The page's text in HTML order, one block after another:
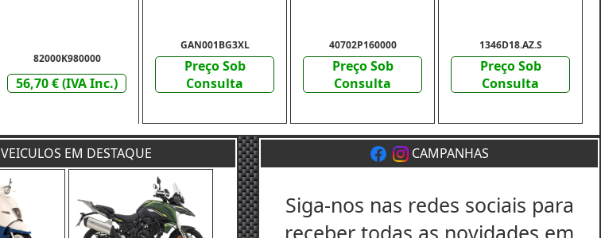
82000K980000
56,70 € (IVA Inc.)
GAN001BG3XL
Preço Sob
Consulta
40702P160000
Preço Sob
Consulta
1346D18.AZ.S
Preço Sob
Consulta
VEICULOS EM DESTAQUE CAMPANHAS
Siga-nos nas redes sociais para
receber todas as novidades em